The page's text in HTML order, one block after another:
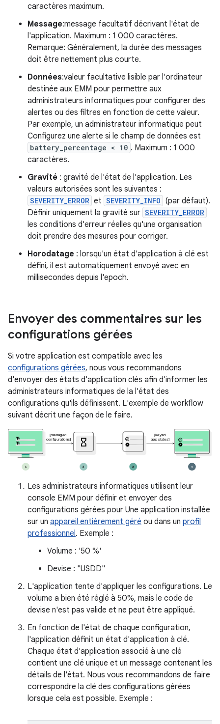
caractères maximum.
Message:message facultatif décrivant l'état de
l'application. Maximum : 1 000 caractères.
Remarque: Généralement, la durée des messages
doit être nettement plus courte.
Données:valeur facultative lisible par l'ordinateur
destinée aux EMM pour permettre aux
administrateurs informatiques pour configurer des
alertes ou des filtres en fonction de cette valeur.
Par exemple, un administrateur informatique peut
Configurez une alerte si le champ de données est
battery_percentage < 10 . Maximum : 1 000
caractères.
Gravité : gravité de l'état de l'application. Les
valeurs autorisées sont les suivantes :
SEVERITY_ERROR et SEVERITY_INFO (par défaut).
Définir uniquement la gravité sur SEVERITY_ERROR
les conditions d'erreur réelles qu'une organisation
doit prendre des mesures pour corriger.
Horodatage : lorsqu'un état d'application à clé est
défini, il est automatiquement envoyé avec en
millisecondes depuis l'epoch.
Envoyer des commentaires sur les
configurations gérées
Si votre application est compatible avec les
configurations gérées, nous vous recommandons
d'envoyer des états d'application clés afin d'informer les
administrateurs informatiques de la l'état des
configurations qu'ils définissent. L'exemple de workflow
suivant décrit une façon de le faire.
Les administrateurs informatiques utilisent leur
console EMM pour définir et envoyer des
configurations gérées pour Une application installée
sur un appareil entièrement géré ou dans un profil
professionnel. Exemple :
Volume : '50 %'
Devise : "USDD"
L'application tente d'appliquer les configurations. Le
volume a bien été réglé à 50%, mais le code de
devise n'est pas valide et ne peut être appliqué.
En fonction de l'état de chaque configuration,
l'application définit un état d'application à clé.
Chaque état d'application associé à une clé
contient une clé unique et un message contenant les
détails de l'état. Nous vous recommandons de faire
correspondre la clé des configurations gérées
lorsque cela est possible. Exemple :